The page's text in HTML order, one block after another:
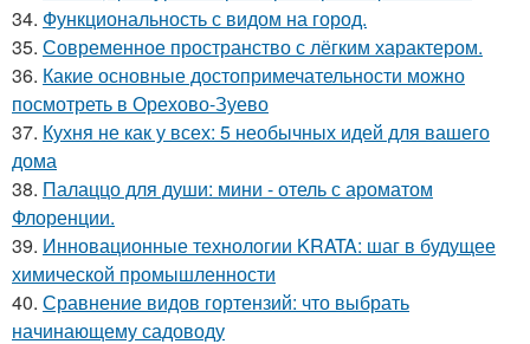
34. Функциональность с видом на город.
35. Современное пространство с лёгким характером.
36. Какие основные достопримечательности можно
посмотреть в Орехово-Зуево
37. Кухня не как у всех: 5 необычных идей для вашего
дома
38. Палаццо для души: мини - отель с ароматом
Флоренции.
39. Инновационные технологии KRATA: шаг в будущее
химической промышленности
40. Сравнение видов гортензий: что выбрать
начинающему садоводу